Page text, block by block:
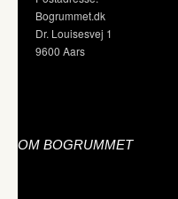
Bogrummet.dk
Dr. Louisesvej 1
9600 Aars
OM BOGRUMMET